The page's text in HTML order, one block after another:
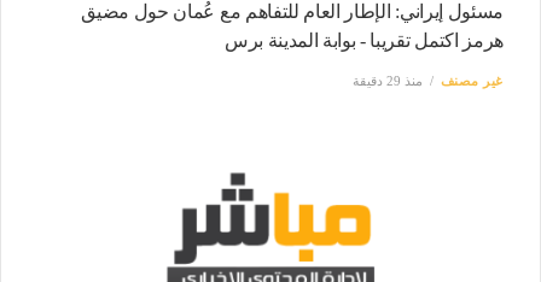
مسئول إيراني: الإطار العام للتفاهم مع عُمان حول مضيق
هرمز اكتمل تقريبا - بوابة المدينة برس
غير مصنف منذ 29 دقيقة